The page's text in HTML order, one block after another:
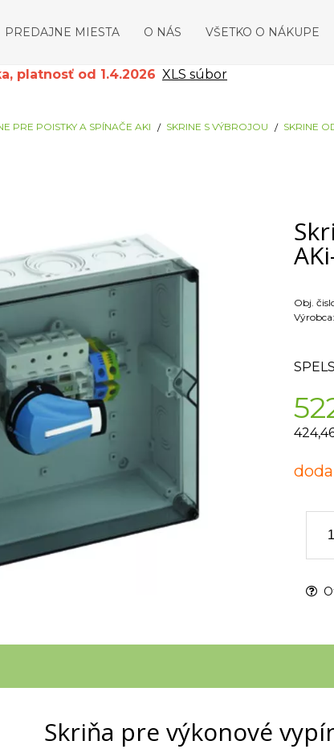
PREDAJNE MIESTA O NÁS VŠETKO O NÁKUPE
platnosť od 1.4.2026 XLS súbor
PRE POISTKY A SPÍNAČE AKI SKRINE S VÝBROJOU SKRINE
Obj.
Výrobca:
Skriňa pre výkonové